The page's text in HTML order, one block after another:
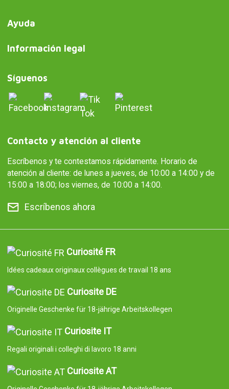
Ayuda
Información legal
Síguenos
Contacto y atención al cliente
Escríbenos y te contestamos rápidamente. Horario de
atención al cliente: de lunes a jueves, de 10:00 a 14:00 y de
15:00 a 18:00; los viernes, de 10:00 a 14:00.
Escríbenos ahora
Curiosité FR
Idées cadeaux originaux collègues de travail 18 ans
Curiosite DE
Originelle Geschenke für 18-jährige Arbeitskollegen
Curiosite IT
Regali originali i colleghi di lavoro 18 anni
Curiosite AT